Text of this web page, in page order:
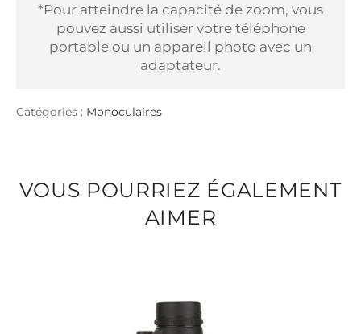
*Pour atteindre la capacité de zoom, vous
pouvez aussi utiliser votre téléphone
portable ou un appareil photo avec un
adaptateur.
Catégories : Monoculaires
VOUS POURRIEZ ÉGALEMENT
AIMER